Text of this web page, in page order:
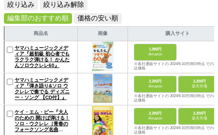
絞り込み
絞り込み解除
編集部のおすすめ順
価格の安い順
商品名 画像 購入サイト
ヤマハミュージックメデ
ィア『超初級 初心者でも
ラクラク弾ける！ かんた
んソロウクレレ60』
1,980円
Amazon
※各社通販サイトの 2024年10月09日時点 での税
込価格
ヤマハミュージックメデ
ィア『弾き語り&ソロ ウ
クレレで奏でる ディズニ
ー・ソング 【CD付】』
2,200円
Amazon
2,200円
楽天市場
※各社通販サイトの 2024年10月09日時点 での税
込価格
ケイ・エム・ピー『大人
のための 開けば弾ける！
ソロ・ウクレレ［青春の
フォークソング名曲
2,200円
Amazon
2,200円
楽天市場
※各社通販サイトの 2024年10月09日時点 での税
込価格